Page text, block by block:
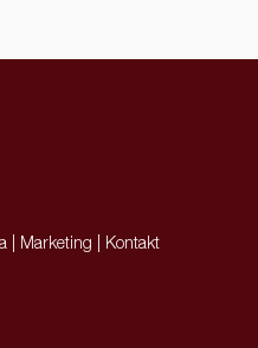
Marketing Kontakt